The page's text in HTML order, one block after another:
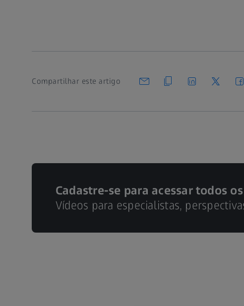
Compartilhar este artigo
Cadastre-se para acessar todos
Vídeos para especialistas,